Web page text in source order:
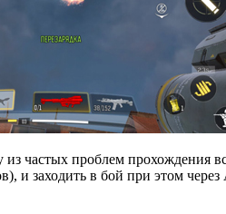
частых проблем прохождения
и заходить в бой при этом